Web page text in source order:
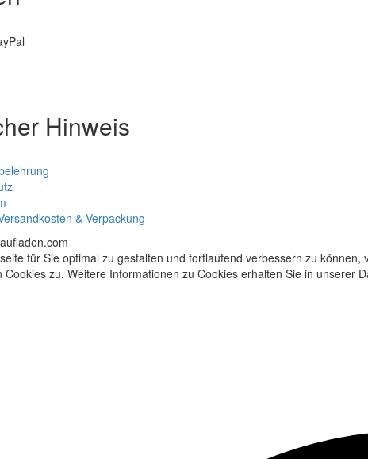
Hinweis
& Verpackung
für Sie optimal zu gestalten und fortlaufend verbessern zu
Cookies zu. Weitere Informationen zu Cookies erhalten Sie in unserer